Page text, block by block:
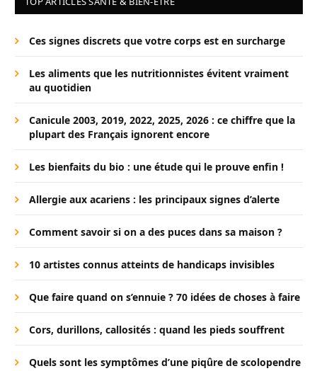
Ces signes discrets que votre corps est en surcharge
Les aliments que les nutritionnistes évitent vraiment
au quotidien
Canicule 2003, 2019, 2022, 2025, 2026 : ce chiffre que la
plupart des Français ignorent encore
Les bienfaits du bio : une étude qui le prouve enfin !
Allergie aux acariens : les principaux signes d’alerte
Comment savoir si on a des puces dans sa maison ?
10 artistes connus atteints de handicaps invisibles
Que faire quand on s’ennuie ? 70 idées de choses à faire
Cors, durillons, callosités : quand les pieds souffrent
Quels sont les symptômes d’une piqûre de scolopendre